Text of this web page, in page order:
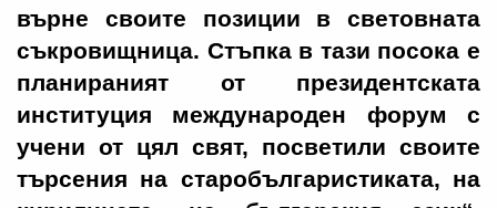
върне своите позиции в световната
съкровищница. Стъпка в тази посока е
планираният от президентската
институция международен форум с
учени от цял свят, посветили своите
търсения на старобългаристиката, на